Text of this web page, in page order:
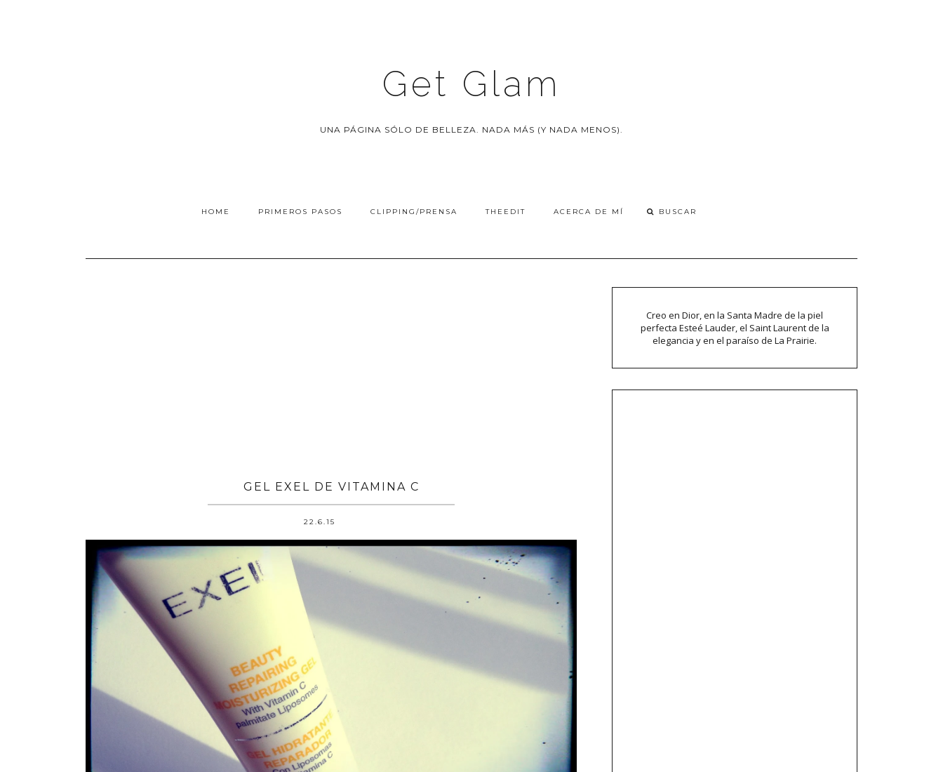
Get Glam
UNA PÁGINA SÓLO DE BELLEZA. NADA MÁS (Y NADA MENOS).
HOME PRIMEROS PASOS CLIPPING/PRENSA THEEDIT ACERCA DE MÍ
GEL EXEL DE VITAMINA C
22.6.15
Creo en Dior, en la Santa Madre de la piel
perfecta Esteé Lauder, el Saint Laurent de la
elegancia y en el paraíso de La Prairie.